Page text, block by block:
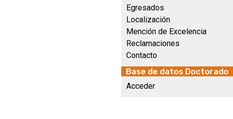
Egresados
Localización
Mención de Excelencia
Reclamaciones
Contacto
Base de datos Doctorado
Acceder